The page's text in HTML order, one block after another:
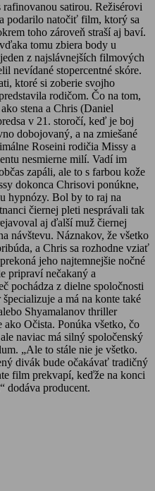
satirou. Režisérovi
podarilo natočiť film, ktorý sa
toho zároveň straší aj baví.
tomu zbiera body u
z najslávnejších filmových
nevídané stopercentné skóre.
ktoré si zoberie svojho
rodičom. Čo na tom,
stena a Chris (Daniel
v 21. storočí, keď je boj
dobojovaný, a na zmiešané
Roseini rodičia Missy a
nesmierne milí. Vadí im
zapáli, ale to s farbou kože
dokonca Chrisovi ponúkne,
hypnózy. Bol by to raj na
čiernej pleti nesprávali tak
aj ďalší muž čiernej
návštevu. Náznakov, že všetko
a Chris sa rozhodne vziať
jeho najtemnejšie nočné
pripraví nečakaný a
pochádza z dielne spoločnosti
a má na konte také
Shyamalanov thriller
Očista. Ponúka všetko, čo
naviac má silný spoločenský
„Ale to stále nie je všetko.
divák bude očakávať tradičný
film prekvapí, keďže na konci
dodáva producent.